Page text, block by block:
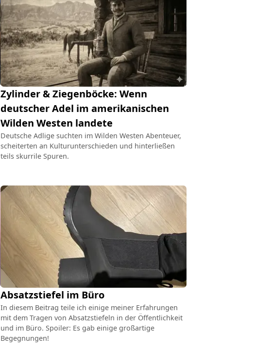
Zylinder & Ziegenböcke: Wenn
deutscher Adel im amerikanischen
Wilden Westen landete
Deutsche Adlige suchten im Wilden Westen Abenteuer,
scheiterten an Kulturunterschieden und hinterließen
teils skurrile Spuren.
Absatzstiefel im Büro
In diesem Beitrag teile ich einige meiner Erfahrungen
mit dem Tragen von Absatzstiefeln in der Öffentlichkeit
und im Büro. Spoiler: Es gab einige großartige
Begegnungen!